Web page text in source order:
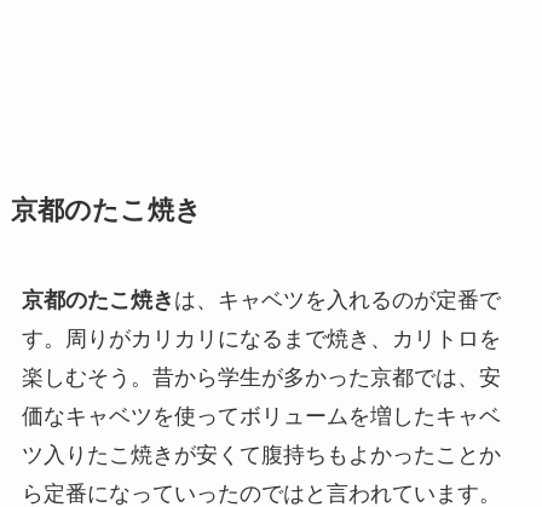
京都のたこ焼き
京都のたこ焼き は、キャベツを入れるのが定番で
す。周りがカリカリになるまで焼き、カリトロを
楽しむそう。昔から学生が多かった京都では、安
価なキャベツを使ってボリュームを増したキャベ
ツ入りたこ焼きが安くて腹持ちもよかったことか
ら定番になっていったのではと言われています。